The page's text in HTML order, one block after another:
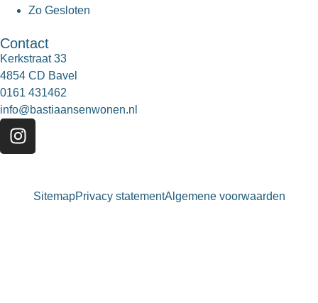
Zo Gesloten
Contact
Kerkstraat 33
4854 CD Bavel
0161 431462
info@bastiaansenwonen.nl
SitemapPrivacy statementAlgemene voorwaarden